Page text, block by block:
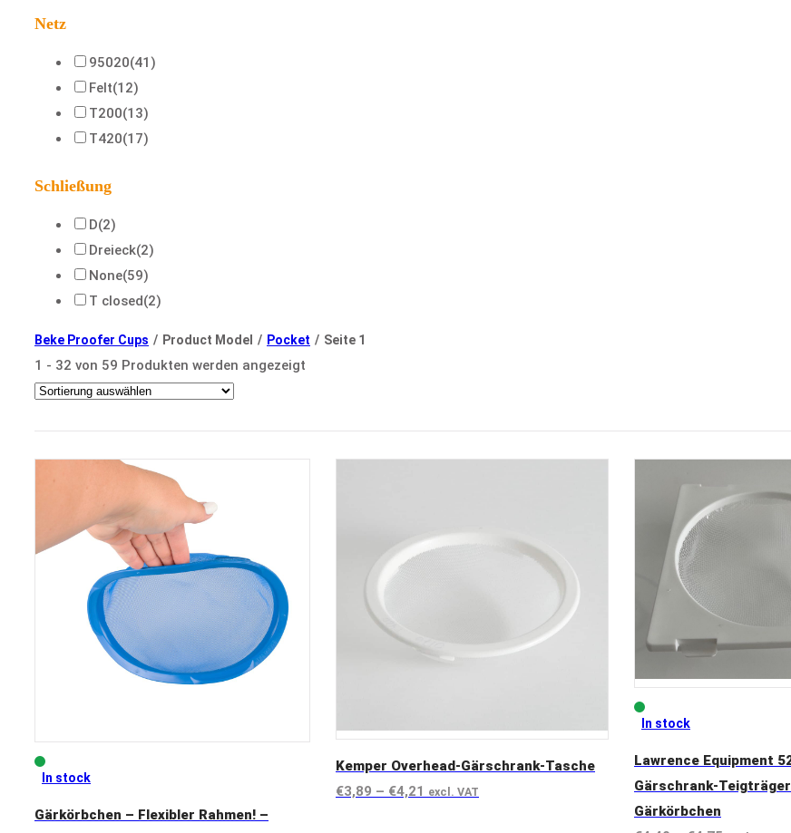
Netz
95020(41)
Felt(12)
T200(13)
T420(17)
Schließung
D(2)
Dreieck(2)
None(59)
T closed(2)
Beke Proofer Cups / Product Model / Pocket / Seite 1
1 - 32 von 59 Produkten werden angezeigt
In stock
Gärkörbchen – Flexibler Rahmen! –
Kemper Overhead-Gärschrank-Tasche
€3,89 – €4,21 Preisspanne:
excl. VAT
In stock
Lawrence Equipment
Gärschrank-
Gärkörbchen